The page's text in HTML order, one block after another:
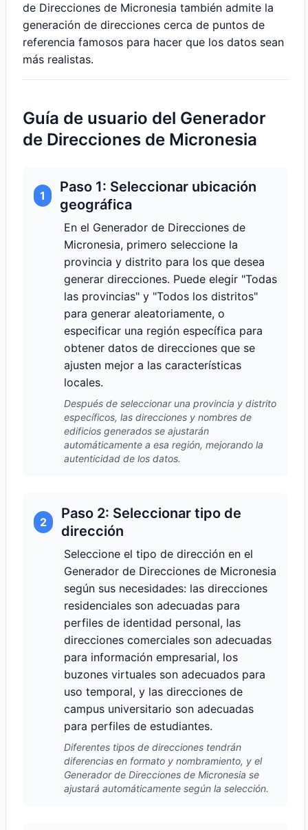
de Direcciones de Micronesia también admite la
generación de direcciones cerca de puntos de
referencia famosos para hacer que los datos sean
más realistas.
Guía de usuario del Generador
de Direcciones de Micronesia
1
Paso 1: Seleccionar ubicación
geográfica
En el Generador de Direcciones de
Micronesia, primero seleccione la
provincia y distrito para los que desea
generar direcciones. Puede elegir "Todas
las provincias" y "Todos los distritos"
para generar aleatoriamente, o
especificar una región específica para
obtener datos de direcciones que se
ajusten mejor a las características
locales.
Después de seleccionar una provincia y distrito
específicos, las direcciones y nombres de
edificios generados se ajustarán
automáticamente a esa región, mejorando la
autenticidad de los datos.
2
Paso 2: Seleccionar tipo de
dirección
Seleccione el tipo de dirección en el
Generador de Direcciones de Micronesia
según sus necesidades: las direcciones
residenciales son adecuadas para
perfiles de identidad personal, las
direcciones comerciales son adecuadas
para información empresarial, los
buzones virtuales son adecuados para
uso temporal, y las direcciones de
campus universitario son adecuadas
para perfiles de estudiantes.
Diferentes tipos de direcciones tendrán
diferencias en formato y nombramiento, y el
Generador de Direcciones de Micronesia se
ajustará automáticamente según la selección.